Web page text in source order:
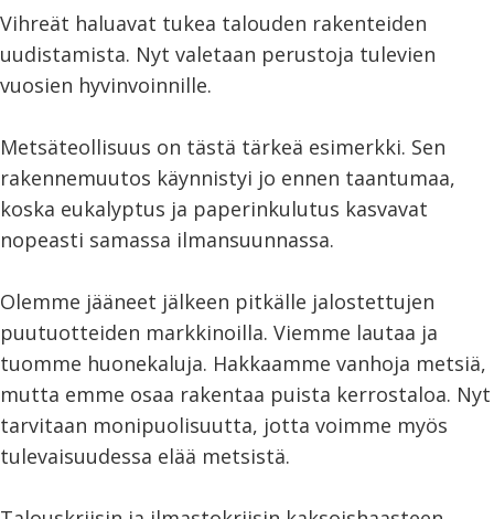
Vihreät haluavat tukea talouden rakenteiden
uudistamista. Nyt valetaan perustoja tulevien
vuosien hyvinvoinnille.
Metsäteollisuus on tästä tärkeä esimerkki. Sen
rakennemuutos käynnistyi jo ennen taantumaa,
koska eukalyptus ja paperinkulutus kasvavat
nopeasti samassa ilmansuunnassa.
Olemme jääneet jälkeen pitkälle jalostettujen
puutuotteiden markkinoilla. Viemme lautaa ja
tuomme huonekaluja. Hakkaamme vanhoja metsiä,
mutta emme osaa rakentaa puista kerrostaloa. Nyt
tarvitaan monipuolisuutta, jotta voimme myös
tulevaisuudessa elää metsistä.